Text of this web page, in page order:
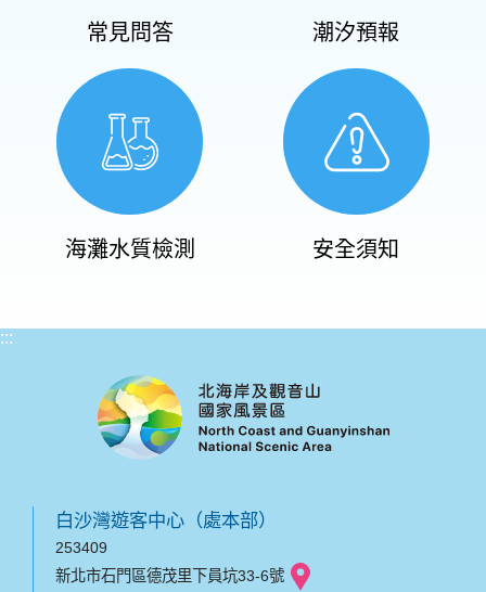
常見問答 潮汐預報
海灘水質檢測 安全須知
:::
白沙灣遊客中心（處本部）
253409
新北市石門區德茂里下員坑33-6號